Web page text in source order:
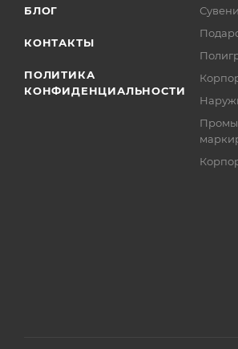
БЛОГ
КОНТАКТЫ
ПОЛИТИКА
КОНФИДЕНЦИАЛЬНОСТИ